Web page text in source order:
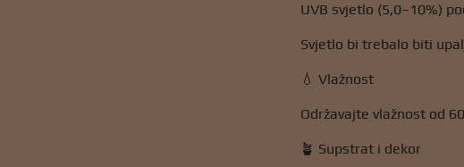
UVB svjetlo (5,0–10%)
Svjetlo bi trebalo biti
💧 Vlažnost
Održavajte vlažnost od
🪴 Supstrat i dekor